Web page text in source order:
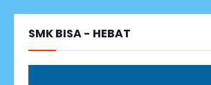
SMK BISA - HEBAT